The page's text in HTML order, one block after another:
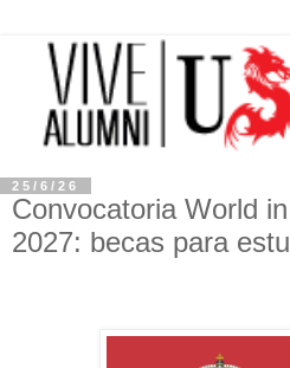
25/6/26
Convocatoria World
2027: becas para